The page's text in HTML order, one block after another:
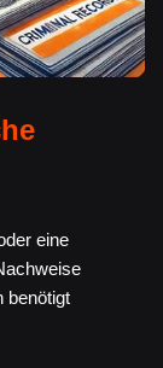
eine
benötigt